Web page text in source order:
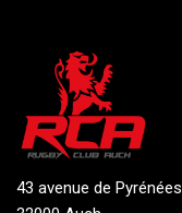
43 avenue de Pyrénées